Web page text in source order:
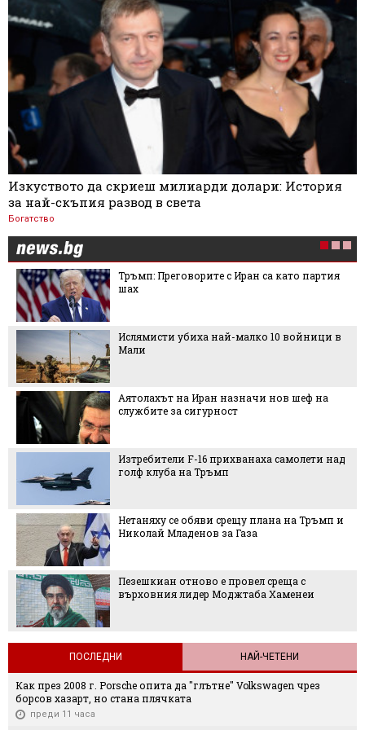
Изкуството да скриеш милиарди долари: История
за най-скъпия развод в света
Богатство
Тръмп: Преговорите с Иран са като партия
шах
Ислямисти убиха най-малко 10 войници в
Мали
Аятолахът на Иран назначи нов шеф на
службите за сигурност
Изтребители F-16 прихванаха самолети над
голф клуба на Тръмп
Нетаняху се обяви срещу плана на Тръмп и
Николай Младенов за Газа
Пезешкиан отново е провел среща с
върховния лидер Моджтаба Хаменеи
ПОСЛЕДНИ НАЙ-ЧЕТЕНИ
Как през 2008 г. Porsche опита да "глътне" Volkswagen чрез
борсов хазарт, но стана плячката
преди 11 часа